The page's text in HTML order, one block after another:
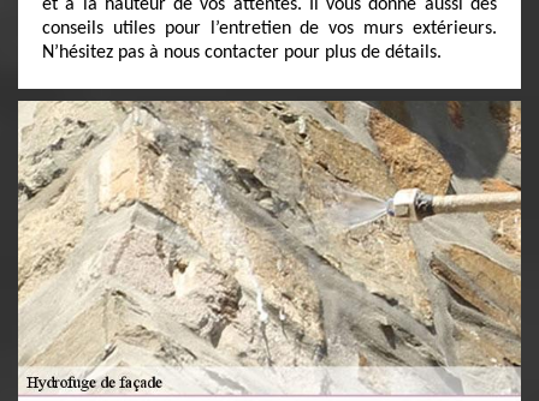
et à la hauteur de vos attentes. Il vous donne aussi des
conseils utiles pour l’entretien de vos murs extérieurs.
N’hésitez pas à nous contacter pour plus de détails.